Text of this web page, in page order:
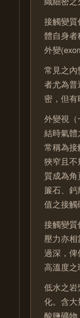
接觸變
體自身
外變
常見之
者尤為
密，但有
外變視
結時氣
常稱為
狹窄且
質成為
簾石、
值之接
接觸變
壓力亦
過深，
高溫度之
低水之
化。含
酸鹽礦